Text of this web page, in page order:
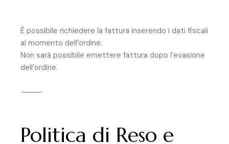
È possibile richiedere la fattura inserendo i dati fiscali
al momento dell’ordine.
Non sarà possibile emettere fattura dopo l’evasione
dell’ordine.
⸻
Politica di Reso e